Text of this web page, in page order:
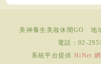
美神養生美妝休閒GO
地
電話： 02-
系統平台提供HiNet